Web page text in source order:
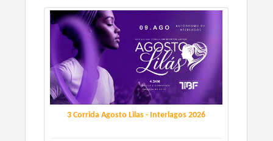
- Kit Número de peito: número alfinetes, medalha e
fruta.
- Kit Camiseta: camiseta, número de peito, alfinetes,
medalha, água, fruta.
- Kit Camiseta e Meia: camiseta, meia, número de peito,
alfinetes, medalha, água, fruta.
- Kit Completo: camiseta, shorts, viseira, meia, número
de peito, garrafa, alfinetes, medalha, água, fruta.
3 Corrida Agosto Lilas - Interlagos 2026